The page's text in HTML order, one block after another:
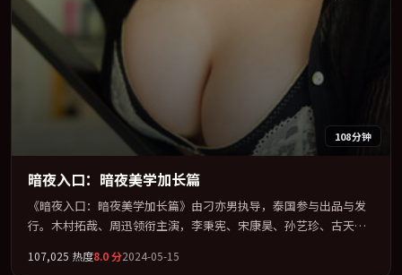
108分钟
暗夜入口：暗夜美学加长篇
《暗夜入口：暗夜美学加长篇》由刁亦男执导，泰国参与出品与发
行。木村拓哉、周迅领衔主演，李秉宪、宋康昊、孙艺珍、古天乐
「科幻」类型为骨架，在叙事、表演与视听上力求统一。定于
107,025 热度8.0分2024-05-15